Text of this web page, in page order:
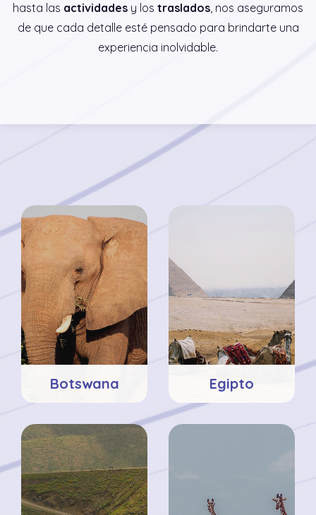
hasta las actividades y los traslados, nos aseguramos
de que cada detalle esté pensado para brindarte una
experiencia inolvidable.
Botswana Egipto